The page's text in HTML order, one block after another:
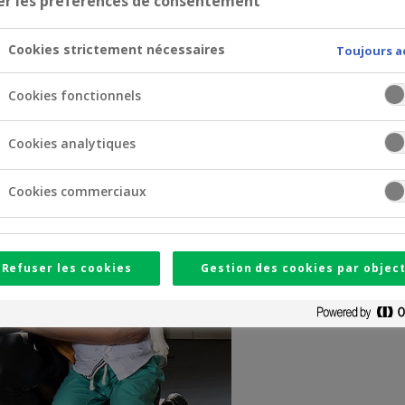
Cookies strictement nécessaires Toujours
Cookies fonctionnels
Cookies analytiques
Cookies commerciaux
Refuser les cookies Gestion des cookies par